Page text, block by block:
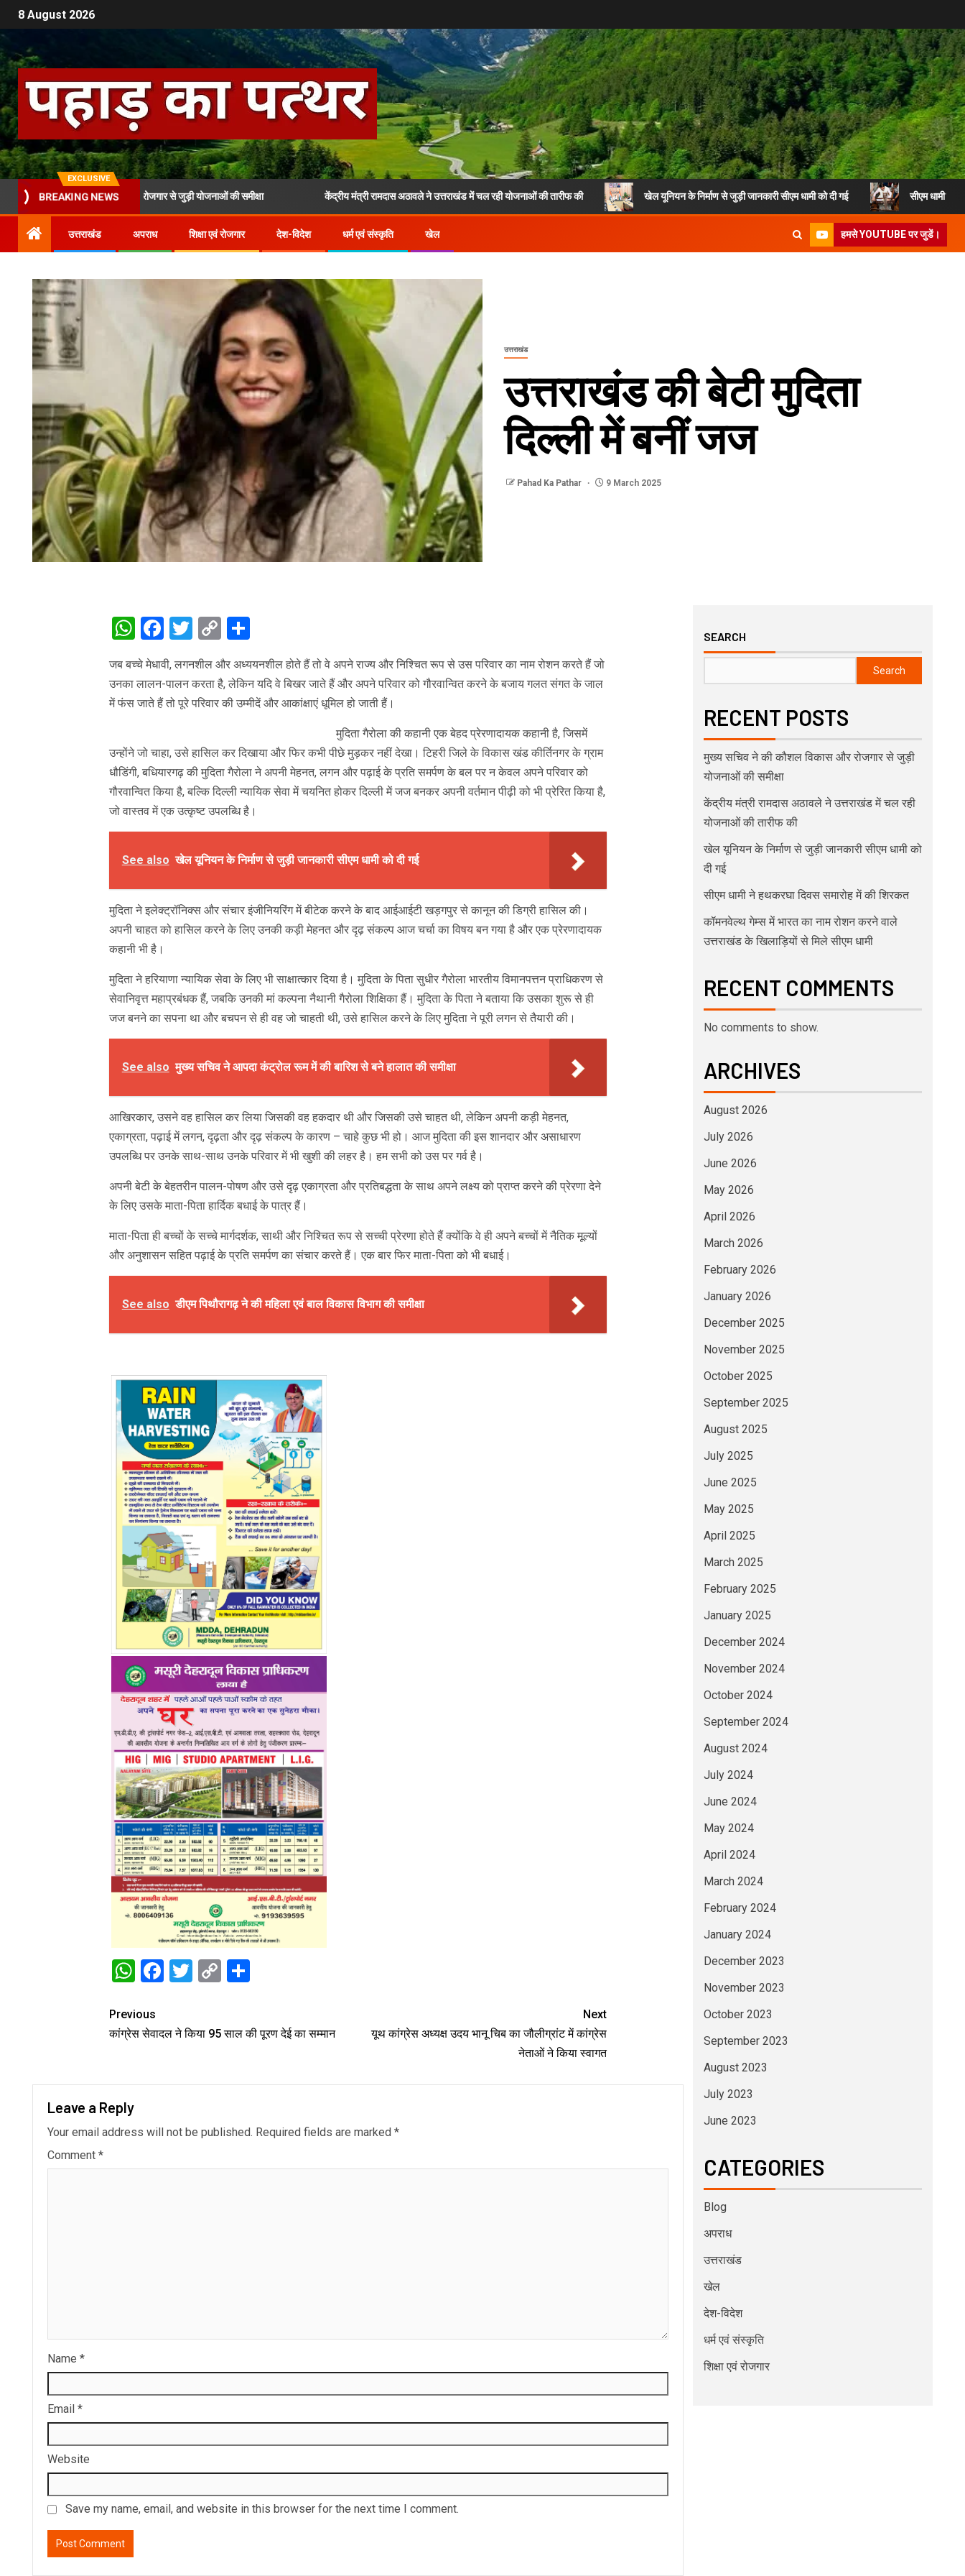
8 August 2026
EXCLUSIVE
BREAKING NEWS
ने की कौशल विकास और रोजगार से जुड़ी योजनाओं की समीक्षा केंद्रीय मंत्री रामदास अठावले ने उत्तराखंड में चल रही योजनाओं की तारीफ की खेल यूनियन के निर्माण से जुड़ी जानकारी सीएम धामी को दी गई सीएम धामी ने हथकरघा
उत्तराखंड अपराध शिक्षा एवं रोजगार देश-विदेश धर्म एवं संस्कृति खेल हमसे YOUTUBE पर जुडें।
उत्तराखंड
उत्तराखंड की बेटी मुदिता
दिल्ली में बनीं जज
Pahad Ka Pathar 9 March 2025
WhatsApp
Facebook
Twitter
Copy
Link
Share
जब बच्चे मेधावी, लगनशील और अध्ययनशील होते हैं तो वे अपने राज्य और निश्चित रूप से उस परिवार का नाम रोशन करते हैं जो
उनका लालन-पालन करता है, लेकिन यदि वे बिखर जाते हैं और अपने परिवार को गौरवान्वित करने के बजाय गलत संगत के जाल
में फंस जाते हैं तो पूरे परिवार की उम्मीदें और आकांक्षाएं धूमिल हो जाती हैं।
मुदिता गैरोला की कहानी एक बेहद प्रेरणादायक कहानी है, जिसमें
उन्होंने जो चाहा, उसे हासिल कर दिखाया और फिर कभी पीछे मुड़कर नहीं देखा। टिहरी जिले के विकास खंड कीर्तिनगर के ग्राम
धौडिंगी, बधियारगढ़ की मुदिता गैरोला ने अपनी मेहनत, लगन और पढ़ाई के प्रति समर्पण के बल पर न केवल अपने परिवार को
गौरवान्वित किया है, बल्कि दिल्ली न्यायिक सेवा में चयनित होकर दिल्ली में जज बनकर अपनी वर्तमान पीढ़ी को भी प्रेरित किया है,
जो वास्तव में एक उत्कृष्ट उपलब्धि है।
See also खेल यूनियन के निर्माण से जुड़ी जानकारी सीएम धामी को दी गई
मुदिता ने इलेक्ट्रॉनिक्स और संचार इंजीनियरिंग में बीटेक करने के बाद आईआईटी खड़गपुर से कानून की डिग्री हासिल की। ​​
अपनी चाहत को हासिल करने के लिए उनकी कड़ी मेहनत और दृढ़ संकल्प आज चर्चा का विषय बन गया है और एक प्रेरणादायक
कहानी भी है।
मुदिता ने हरियाणा न्यायिक सेवा के लिए भी साक्षात्कार दिया है। मुदिता के पिता सुधीर गैरोला भारतीय विमानपत्तन प्राधिकरण से
सेवानिवृत्त महाप्रबंधक हैं, जबकि उनकी मां कल्पना नैथानी गैरोला शिक्षिका हैं। मुदिता के पिता ने बताया कि उसका शुरू से ही
जज बनने का सपना था और बचपन से ही वह जो चाहती थी, उसे हासिल करने के लिए मुदिता ने पूरी लगन से तैयारी की।
See also मुख्य सचिव ने आपदा कंट्रोल रूम में की बारिश से बने हालात की समीक्षा
आखिरकार, उसने वह हासिल कर लिया जिसकी वह हकदार थी और जिसकी उसे चाहत थी, लेकिन अपनी कड़ी मेहनत,
एकाग्रता, पढ़ाई में लगन, दृढ़ता और दृढ़ संकल्प के कारण – चाहे कुछ भी हो। आज मुदिता की इस शानदार और असाधारण
उपलब्धि पर उनके साथ-साथ उनके परिवार में भी खुशी की लहर है। हम सभी को उस पर गर्व है।
अपनी बेटी के बेहतरीन पालन-पोषण और उसे दृढ़ एकाग्रता और प्रतिबद्धता के साथ अपने लक्ष्य को प्राप्त करने की प्रेरणा देने
के लिए उसके माता-पिता हार्दिक बधाई के पात्र हैं।
माता-पिता ही बच्चों के सच्चे मार्गदर्शक, साथी और निश्चित रूप से सच्ची प्रेरणा होते हैं क्योंकि वे ही अपने बच्चों में नैतिक मूल्यों
और अनुशासन सहित पढ़ाई के प्रति समर्पण का संचार करते हैं। एक बार फिर माता-पिता को भी बधाई।
See also डीएम पिथौरागढ़ ने की महिला एवं बाल विकास विभाग की समीक्षा
WhatsApp
Facebook
Twitter
CopyShare
Previous
कांग्रेस सेवादल ने किया 95 साल की पूरण देई का सम्मान
Next
यूथ कांग्रेस अध्यक्ष उदय भानू चिब का जौलीग्रांट में कांग्रेस
नेताओं ने किया स्वागत
Leave a Reply
Your email address will not be published. Required fields are marked *
Comment *
Name *
Email *
Website
Save my name, email, and website in this browser for the next time I comment.
SEARCH
Search
RECENT POSTS
मुख्य सचिव ने की कौशल विकास और रोजगार से जुड़ी
योजनाओं की समीक्षा
केंद्रीय मंत्री रामदास अठावले ने उत्तराखंड में चल रही
योजनाओं की तारीफ की
खेल यूनियन के निर्माण से जुड़ी जानकारी सीएम धामी को
दी गई
सीएम धामी ने हथकरघा दिवस समारोह में की शिरकत
कॉमनवेल्थ गेम्स में भारत का नाम रोशन करने वाले
उत्तराखंड के खिलाड़ियों से मिले सीएम धामी
RECENT COMMENTS
No comments to show.
ARCHIVES
August 2026
July 2026
June 2026
May 2026
April 2026
March 2026
February 2026
January 2026
December 2025
November 2025
October 2025
September 2025
August 2025
July 2025
June 2025
May 2025
April 2025
March 2025
February 2025
January 2025
December 2024
November 2024
October 2024
September 2024
August 2024
July 2024
June 2024
May 2024
April 2024
March 2024
February 2024
January 2024
December 2023
November 2023
October 2023
September 2023
August 2023
July 2023
June 2023
CATEGORIES
Blog
अपराध
उत्तराखंड
खेल
देश-विदेश
धर्म एवं संस्कृति
शिक्षा एवं रोजगार